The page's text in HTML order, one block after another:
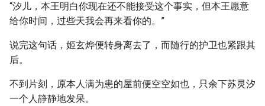
“汐儿，本王明白你现在还不能接受这个事实，但本王愿意
给你时间，过些天我会再来看你的。”
说完这句话，姬玄烨便转身离去了，而随行的护卫也紧跟其
后。
不到片刻，原本人满为患的屋前便空空如也，只余下苏灵汐
一个人静静地发呆。